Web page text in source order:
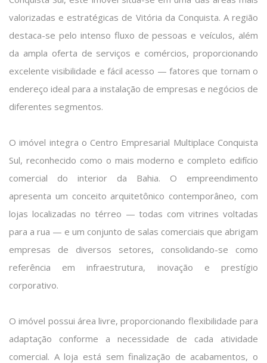
valorizadas e estratégicas de Vitória da Conquista. A região
destaca-se pelo intenso fluxo de pessoas e veículos, além
da ampla oferta de serviços e comércios, proporcionando
excelente visibilidade e fácil acesso — fatores que tornam o
endereço ideal para a instalação de empresas e negócios de
diferentes segmentos.
O imóvel integra o Centro Empresarial Multiplace Conquista
Sul, reconhecido como o mais moderno e completo edifício
comercial do interior da Bahia. O empreendimento
apresenta um conceito arquitetônico contemporâneo, com
lojas localizadas no térreo — todas com vitrines voltadas
para a rua — e um conjunto de salas comerciais que abrigam
empresas de diversos setores, consolidando-se como
referência em infraestrutura, inovação e prestígio
corporativo.
O imóvel possui área livre, proporcionando flexibilidade para
adaptação conforme a necessidade de cada atividade
comercial. A loja está sem finalização de acabamentos, o